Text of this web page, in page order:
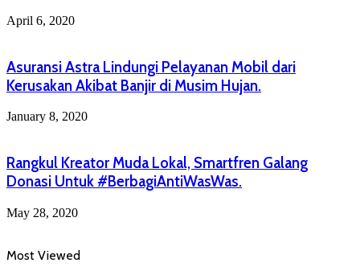
April 6, 2020
Asuransi Astra Lindungi Pelayanan Mobil dari
Kerusakan Akibat Banjir di Musim Hujan.
January 8, 2020
Rangkul Kreator Muda Lokal, Smartfren Galang
Donasi Untuk #BerbagiAntiWasWas.
May 28, 2020
Most Viewed